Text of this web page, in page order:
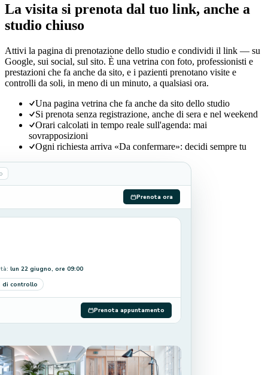
La visita si prenota dal tuo link, anche a
studio chiuso
Attivi la pagina di prenotazione dello studio e condividi il link — su
Google, sui social, sul sito. È una vetrina con foto, professionisti e
prestazioni che fa anche da sito, e i pazienti prenotano visite e
controlli da soli, in meno di un minuto, a qualsiasi ora.
Una pagina vetrina che fa anche da sito dello studio
Si prenota senza registrazione, anche di sera e nel weekend
Orari calcolati in tempo reale sull'agenda: mai
sovrapposizioni
Ogni richiesta arriva «Da confermare»: decidi sempre tu
Prenota ora
lun 22 giugno, ore 09:00
di controllo
Prenota appuntamento